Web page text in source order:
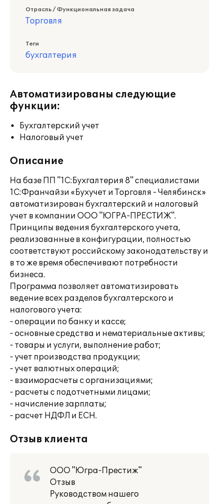
Отрасль / Функциональная задача
Торговля
Теги
бухгалтерия
Автоматизированы следующие
функции:
Бухгалтерский учет
Налоговый учет
Описание
На базе ПП "1С:Бухгалтерия 8" специалистами
1С:Франчайзи «Бухучет и Торговля - Челябинск»
автоматизирован бухгалтерский и налоговый
учет в компании ООО "ЮГРА-ПРЕСТИЖ".
Принципы ведения бухгалтерского учета,
реализованные в конфигурации, полностью
соответствуют российскому законодательству и
в то же время обеспечивают потребности
бизнеса.
Программа позволяет автоматизировать
ведение всех разделов бухгалтерского и
налогового учета:
- операции по банку и кассе;
- основные средства и нематериальные активы;
- товары и услуги, выполнение работ;
- учет производства продукции;
- учет валютных операций;
- взаиморасчеты с организациями;
- расчеты с подотчетными лицами;
- начисление зарплаты;
- расчет НДФЛ и ЕСН.
Отзыв клиента
ООО "Югра-Престиж"
Отзыв
Руководством нашего